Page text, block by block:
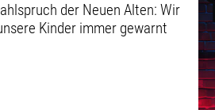
der Neuen Alten: Wir
Kinder immer gewarnt